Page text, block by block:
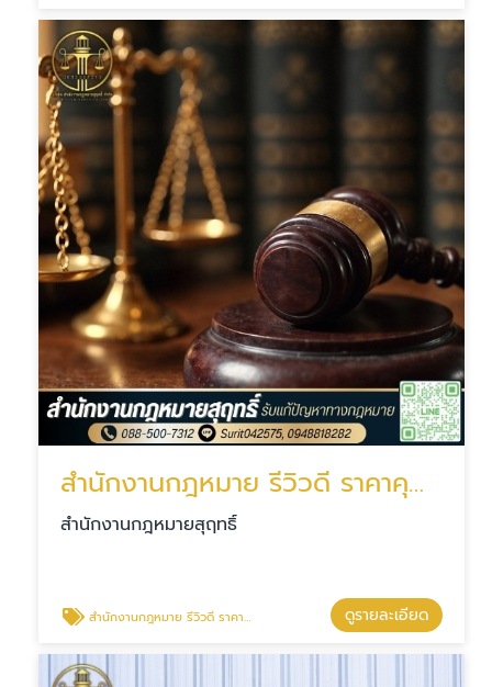
สำนักงานกฎหมาย รีวิวดี ราคาคุณภาพ
สำนักงานกฎหมายสุฤทธิ์
สำนักงานกฎหมาย รีวิวดี ราคาคุณภาพ ดูรายละเอียด